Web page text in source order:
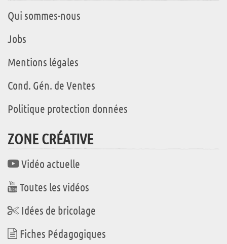
Qui sommes-nous
Jobs
Mentions légales
Cond. Gén. de Ventes
Politique protection données
ZONE CRÉATIVE
Vidéo actuelle
Toutes les vidéos
Idées de bricolage
Fiches Pédagogiques